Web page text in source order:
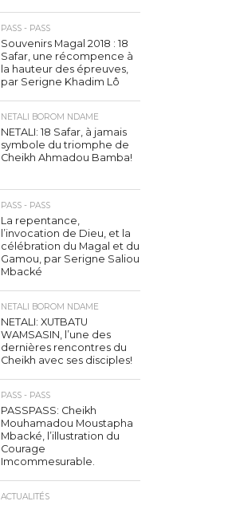
PASS - PASS
Souvenirs Magal 2018 : 18
Safar, une récompence à
la hauteur des épreuves,
par Serigne Khadim Lô
NETALI BOROM NDAME
NETALI: 18 Safar, à jamais
symbole du triomphe de
Cheikh Ahmadou Bamba!
PASS - PASS
La repentance,
l’invocation de Dieu, et la
célébration du Magal et du
Gamou, par Serigne Saliou
Mbacké
NETALI BOROM NDAME
NETALI: XUTBATU
WAMSASIN, l’une des
dernières rencontres du
Cheikh avec ses disciples!
PASS - PASS
PASSPASS: Cheikh
Mouhamadou Moustapha
Mbacké, l’illustration du
Courage
Imcommesurable.
ACTUALITÉS